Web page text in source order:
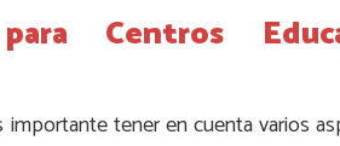
Centros
tener en cuenta varios